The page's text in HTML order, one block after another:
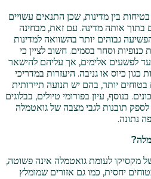
בין מדינות, שכן התנאים עשויים
בתוך אותה מדינה. עם זאת, מבחינה
גבוהים יותר בהשוואה למדינות
וסחר בסמים. חשוב לציין כי
לפשעים אלימים, אך עליהם להישאר
כגון כיוס או גניבה. היעזרות במדריכי
בטוחים יותר, בהם יש תנועה תיירותית
בנוסף, עיון בפורומי טיולים, בבלוגים
לספק תובנות לגבי מצבה של גואטמלה
נתונה.
מקסיקו לעומת גואטמלה אינה פשוטה,
יחסית, כמו גם אזורים שמומלץ